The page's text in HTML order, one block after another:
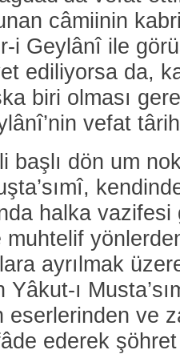
câmiinin
i Geylânî ile
ediliyorsa da,
biri olması
vefat
başlı dön um
halka
muhtelif
ayrılmak
Yâkut-ı
eserlerinden ve
ederek